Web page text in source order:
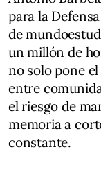
para la
de
un millón de
no solo pone
entre
el riesgo de
memoria a
constante.